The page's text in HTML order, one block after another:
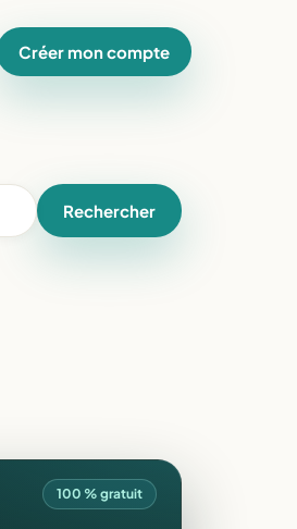
Créer mon compte
Rechercher
100 % gratuit